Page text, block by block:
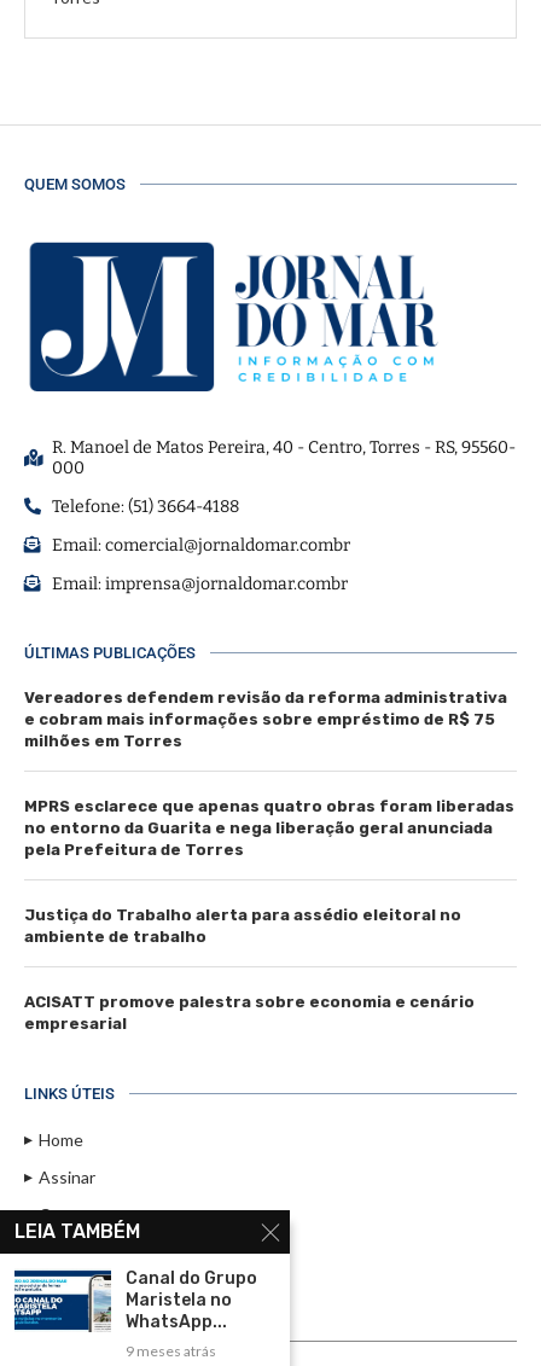
QUEM SOMOS
R. Manoel de Matos Pereira, 40 - Centro, Torres - RS, 95560-
000
Telefone: (51) 3664-4188
Email:comercial@jornaldomar.combr
Email:imprensa@jornaldomar.combr
ÚLTIMAS PUBLICAÇÕES
Vereadores defendem revisão da reforma administrativa
e cobram mais informações sobre empréstimo de R$ 75
milhões em Torres
MPRS esclarece que apenas quatro obras foram liberadas
no entorno da Guarita e nega liberação geral anunciada
pela Prefeitura de Torres
Justiça do Trabalho alerta para assédio eleitoral no
ambiente de trabalho
ACISATT promove palestra sobre economia e cenário
empresarial
LINKS ÚTEIS
Home
Assinar
Contato
Política de Privacidade
Rádio Maristela - Ao Vivo
LEIA TAMBÉM
Canal do Grupo
Maristela no
WhatsApp...
9 meses atrás